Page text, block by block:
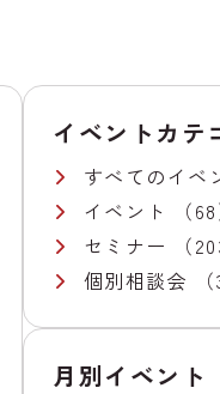
イベントカテ
すべてのイベ
イベント
（68
セミナー
（
個別相談会
月別イベント